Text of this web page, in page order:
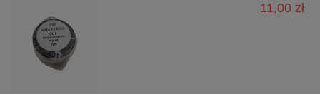
11,00 zł